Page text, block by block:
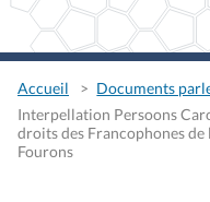
Accueil
Documents
Interpellation Persoons
droits des Francophones
Fourons